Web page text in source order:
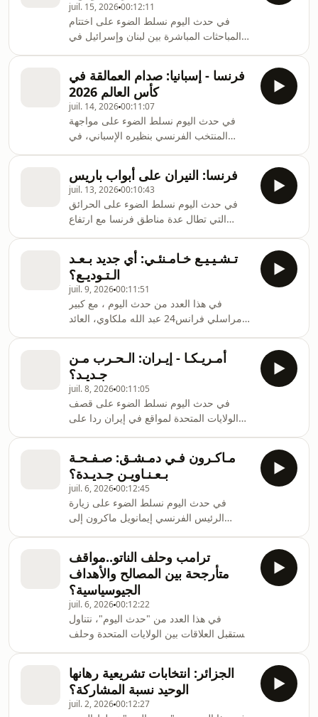
juil. 15, 202600:12:11
في حدث اليوم نسلط الضوء على اختتام
المباحثات المباشرة بين لبنان وإسرائيل في
المناطق التجريبية وبدء تنفيذها خلال أيام.
ضيف حدث اليوم: حياة الحريري، أكاديمية
وباحثة سياسية.
فرنسا - إسبانيا: صدام العمالقة في
كأس العالم 2026
juil. 14, 202600:11:07
في حدث اليوم نسلط الضوء على مواجهة
المنتخب الفرنسي بنظيره الإسباني، في
فرنسا: النيران على أبواب باريس
juil. 13, 202600:10:43
في حدث اليوم نسلط الضوء على الحرائق
التي تطال عدة مناطق فرنسا مع ارتفاع
العاصمة باريس لتتزايد المخاوف بشأن
حجمها. ضيف حدث اليوم: بدوي رهبان، خبير
تـشـيـيـع خـامـنئـي: أي جديد بـعـد
الـتـوديـع؟
juil. 9, 202600:11:51
في هذا العدد من حدث اليوم ، مع كبير
مراسلي فرانس24 عبد الله ملكاوي، العائد
المرشد الأعلى علي خامنئي الذي دفن في
مشهد.
أمـريـكـا - إيـران: الـحـرب مـن
جـديـد؟
juil. 8, 202600:11:05
في حدث اليوم نسلط الضوء على قصف
الولايات المتحدة لمواقع في إيران ردا على
طهران، في تصعيد جديد يهدد جهود إنهاء
الحرب في الشرق الأوسط. ضيف حدث
اليوم: خليل جهشان، المدير التنفيذي للمركز
العربي في واشنطن.
مـاكـرون فـي دمـشـق: صـفـحـة
بـعـنـاويـن جـديـدة؟
juil. 6, 202600:12:45
في حدث اليوم نسلط الضوء على زيارة
الرئيس الفرنسي إيمانويل ماكرون إلى
حدث اليوم: مروان قبلان، مدير وحدة
الدراسات السياسية في المركز العربي
للأبحاث.
ترامب وحلف الناتو..مواقف
متأرجحة بين المصالح والأهداف
الجيوسياسية؟
juil. 6, 202600:12:22
في هذا العدد من "حدث اليوم"، نتناول
مستقبل العلاقات بين الولايات المتحدة وحلف
لاذعة إلى حلف الناتو، معتبرا أن العلاقة معه
غير متوازنة ولا تعود بالنفع على الولايات
المتحدة. فإلى أي مدى يمتد التوتر بين ترامب
الجزائر: انتخابات تشريعية رهانها
الوحيد نسبة المشاركة؟
juil. 2, 202600:12:27